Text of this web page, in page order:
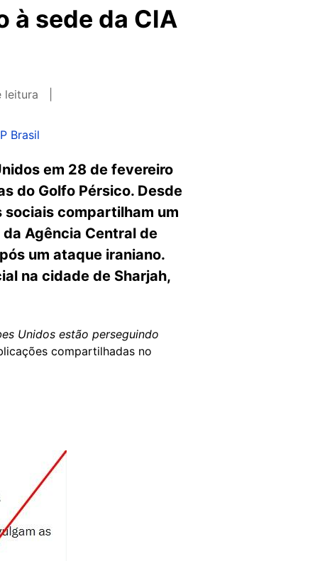
à sede da CIA
leitura
Brasil
em 28 de fevereiro
do Golfo Pérsico. Desde
sociais compartilham um
Agência Central de
um ataque iraniano.
na cidade de Sharjah,
Unidos estão perseguindo
compartilhadas no